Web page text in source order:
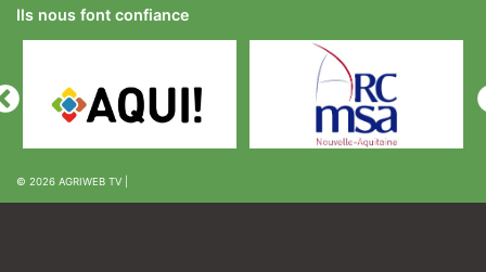
Ils nous font confiance
© 2026 AGRIWEB TV